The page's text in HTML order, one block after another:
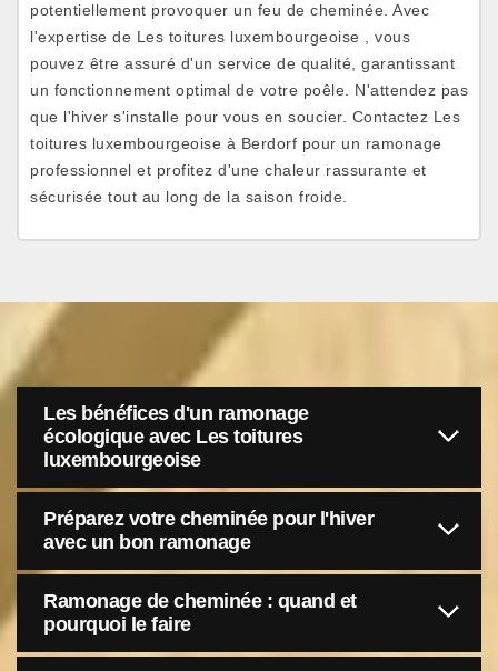
potentiellement provoquer un feu de cheminée. Avec
l'expertise de Les toitures luxembourgeoise , vous
pouvez être assuré d'un service de qualité, garantissant
un fonctionnement optimal de votre poêle. N'attendez pas
que l'hiver s'installe pour vous en soucier. Contactez Les
toitures luxembourgeoise à Berdorf pour un ramonage
professionnel et profitez d'une chaleur rassurante et
sécurisée tout au long de la saison froide.
Les bénéfices d'un ramonage
écologique avec Les toitures
luxembourgeoise
Préparez votre cheminée pour l'hiver
avec un bon ramonage
Ramonage de cheminée : quand et
pourquoi le faire